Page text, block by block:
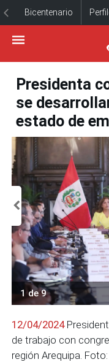
Bicentenario
Presidenta
se
estado de
1 de 9
12/04/2024
de trabajo con
región Arequipa.